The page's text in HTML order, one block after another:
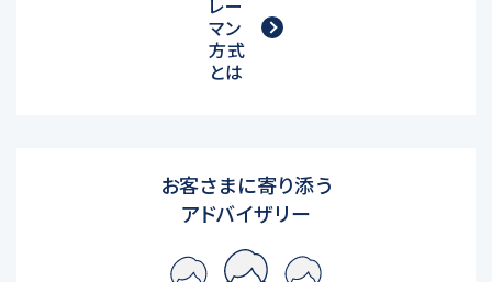
レー
マン
方式
とは
お客さまに寄り添う
アドバイザリー